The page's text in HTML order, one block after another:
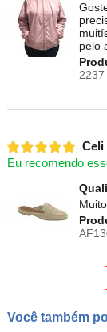
pelo
2237
Celi
Eu recomendo
Você também